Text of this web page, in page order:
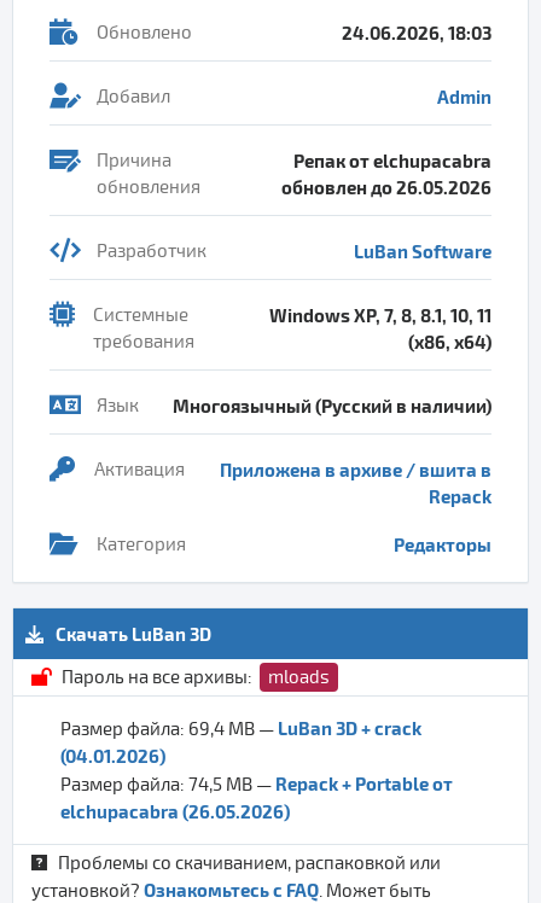
Обновлено 24.06.2026, 18:03
Добавил Admin
Причина
обновления
Репак от elchupacabra
обновлен до 26.05.2026
Разработчик LuBan Software
Системные
требования
Windows XP, 7, 8, 8.1, 10, 11
(x86, x64)
Язык Многоязычный (Русский в наличии)
Активация
Приложена в архиве / вшита в
Repack
Категория Редакторы
Скачать LuBan 3D
Пароль на все архивы:
mloads
Размер файла: 69,4 MB — LuBan 3D + crack
(04.01.2026)
Размер файла: 74,5 MB — Repack + Portable от
elchupacabra (26.05.2026)
Проблемы со скачиванием, распаковкой или
установкой? Ознакомьтесь с FAQ. Может быть